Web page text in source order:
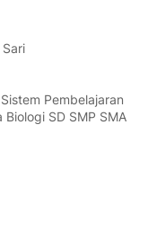
Pembelajaran
SD SMP SMA